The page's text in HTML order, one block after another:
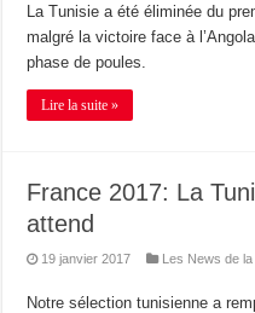
La Tunisie a été éliminée du
malgré la victoire face à
phase de poules.
Lire la suite »
France 2017: La
attend
19 janvier 2017 Les News de
Notre sélection tunisienne a